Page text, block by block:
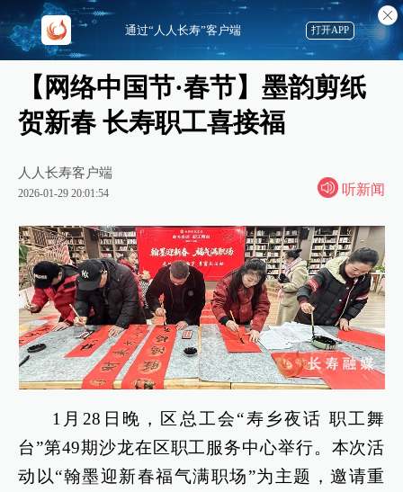
【网络中国节·春节】墨韵剪纸
贺新春 长寿职工喜接福
人人长寿客户端
2026-01-29 20:01:54 听新闻
1月28日晚，区总工会“寿乡夜话 职工舞
台”第49期沙龙在区职工服务中心举行。本次活
动以“翰墨迎新春福气满职场”为主题，邀请重
通过“人人长寿”客户端 打开APP